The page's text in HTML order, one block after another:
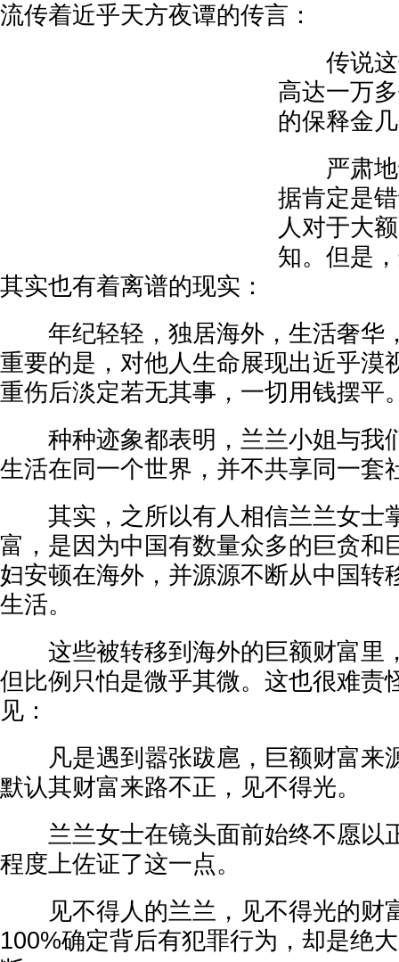
流传着近乎天方夜谭的传言：
传说这
高达一万
的保释金
严肃地
据肯定是
人对于大
知。但是
其实也有着离谱的现实：
年纪轻轻，独居海外，生活奢华
重要的是，对他人生命展现出近乎漠
重伤后淡定若无其事，一切用钱摆平
种种迹象都表明，兰兰小姐与我
生活在同一个世界，并不共享同一套
其实，之所以有人相信兰兰女士
富，是因为中国有数量众多的巨贪和
妇安顿在海外，并源源不断从中国转
生活。
这些被转移到海外的巨额财富里
但比例只怕是微乎其微。这也很难责
见：
凡是遇到嚣张跋扈，巨额财富来
默认其财富来路不正，见不得光。
兰兰女士在镜头面前始终不愿以
程度上佐证了这一点。
见不得人的兰兰，见不得光的财
100%确定背后有犯罪行为，却是绝